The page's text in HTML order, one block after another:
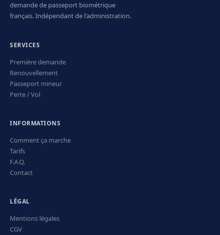
demande de passeport biométrique
français. Indépendant de l'administration.
SERVICES
Première demande
Renouvellement
Passeport mineur
Perte / Vol
INFORMATIONS
Comment ça marche
Tarifs
F.A.Q.
Contact
LÉGAL
Mentions légales
CGV